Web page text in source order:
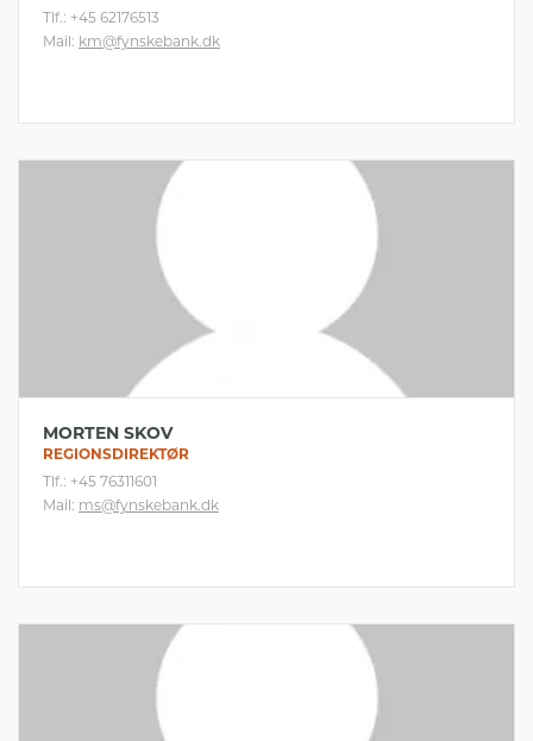
Tlf.: +45 62176513
Mail: km@fynskebank.dk
MORTEN SKOV
REGIONSDIREKTØR
Tlf.: +45 76311601
Mail: ms@fynskebank.dk